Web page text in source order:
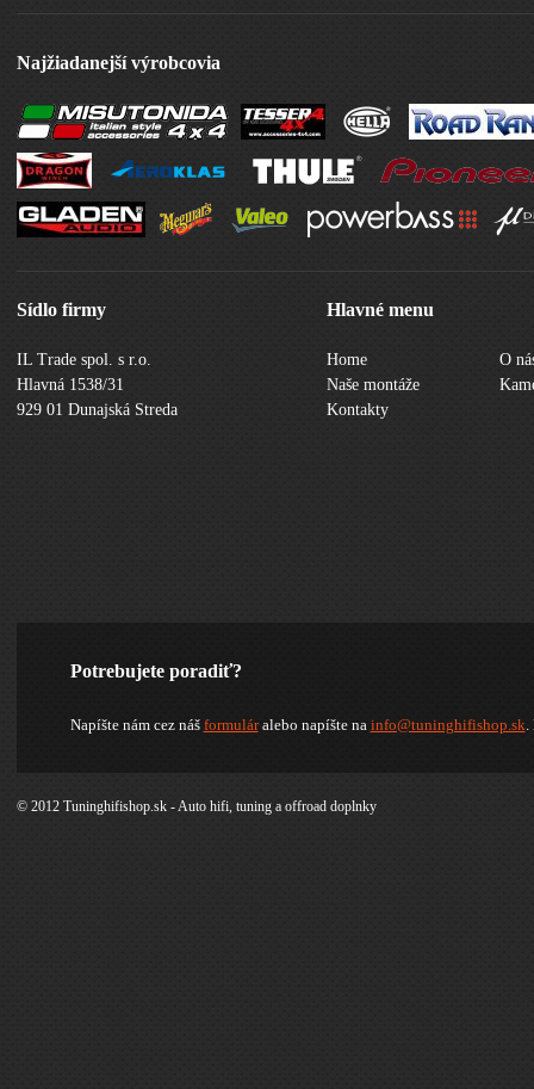
Najžiadanejší výrobcovia
Sídlo firmy
IL Trade spol. s r.o.
Hlavná 1538/31
929 01 Dunajská Streda
Hlavné menu
Home
O
Naše montáže
Kontakty
Potrebujete poradiť?
Napíšte nám cez náš formuláralebo napíšte na info@tuninghifishop.sk.
© 2012 Tuninghifishop.sk - Auto hifi, tuning a offroad doplnky